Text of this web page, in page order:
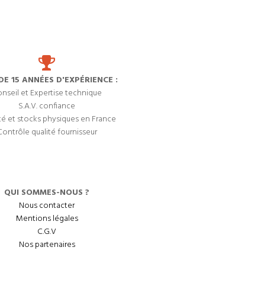
15 ANNÉES D'EXPÉRIENCE :
et Expertise technique
S.A.V. confiance
et stocks physiques en France
qualité fournisseur
QUI SOMMES-NOUS ?
Nous contacter
Mentions légales
C.G.V
Nos partenaires